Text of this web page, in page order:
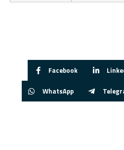
Facebook
WhatsApp